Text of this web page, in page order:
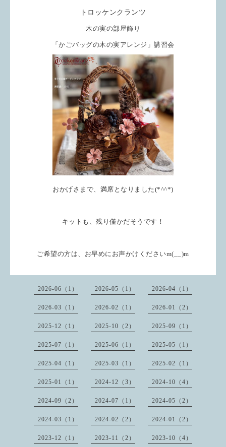
トロッケンクランツ
木の実の部屋飾り
「かごバッグの木の実アレンジ」 講習会
おかげさまで、満席となりました(*^^*)
キットも、残り僅かだそうです！
ご希望の方は、お早めにお声かけくださいm(__)m
2026-06（1） 2026-05（1） 2026-04（1）
2026-03（1） 2026-02（1） 2026-01（2）
2025-12（1） 2025-10（2） 2025-09（1）
2025-07（1） 2025-06（1） 2025-05（1）
2025-04（1） 2025-03（1） 2025-02（1）
2025-01（1） 2024-12（3） 2024-10（4）
2024-09（2） 2024-07（1） 2024-05（2）
2024-03（1） 2024-02（2） 2024-01（2）
2023-12（1） 2023-11（2） 2023-10（4）